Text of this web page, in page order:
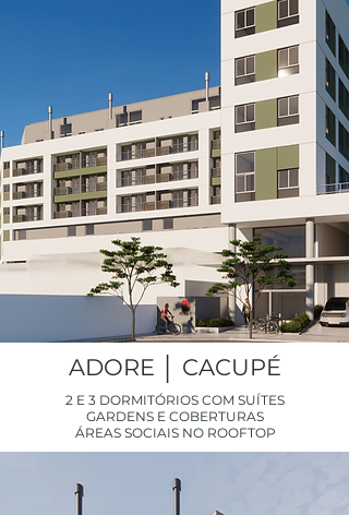
ADORE │ CACUPÉ
2 E 3 DORMITÓRIOS COM SUÍTES
GARDENS E COBERTURAS
ÁREAS SOCIAIS NO ROOFTOP